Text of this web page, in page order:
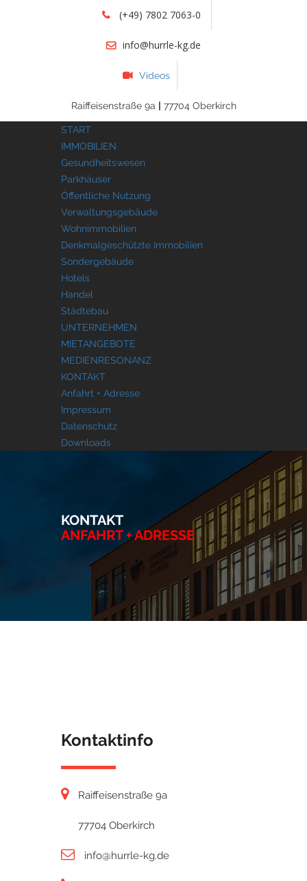
(+49) 7802 7063-0
info@hurrle-kg.de
Videos
Raiffeisenstraße 9a | 77704 Oberkirch
START
IMMOBILIEN
Gesundheitswesen
Parkhäuser
Öffentliche Nutzung
Verwaltungsgebäude
Wohnimmobilien
Denkmalgeschützte Immobilien
Sondergebäude
Hotels
Handel
Städtebau
UNTERNEHMEN
MIETANGEBOTE
MEDIENRESONANZ
KONTAKT
Anfahrt + Adresse
Impressum
Datenschutz
Downloads
KONTAKT
ANFAHRT + ADRESSE
Kontaktinfo
Raiffeisenstraße 9a
77704 Oberkirch
info@hurrle-kg.de